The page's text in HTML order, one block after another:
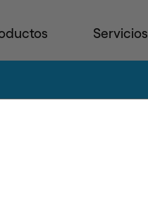
Servicios